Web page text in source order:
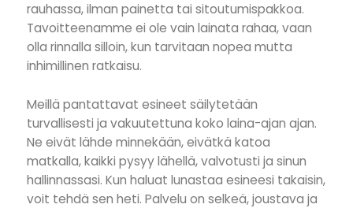
rauhassa, ilman painetta tai sitoutumispakkoa.
Tavoitteenamme ei ole vain lainata rahaa, vaan
olla rinnalla silloin, kun tarvitaan nopea mutta
inhimillinen ratkaisu.
Meillä pantattavat esineet säilytetään
turvallisesti ja vakuutettuna koko laina-ajan ajan.
Ne eivät lähde minnekään, eivätkä katoa
matkalla, kaikki pysyy lähellä, valvotusti ja sinun
hallinnassasi. Kun haluat lunastaa esineesi takaisin,
voit tehdä sen heti. Palvelu on selkeä, joustava ja